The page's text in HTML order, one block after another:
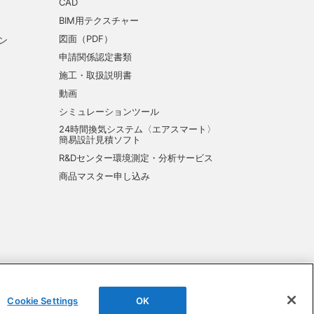
BIM用テクスチャー
図面（PDF）
申請関係認定書類
施工・取扱説明書
動画
シミュレーションツール
24時間換気システム〈エアスマート〉
簡易設計見積ソフト
R&Dセンター環境測定・分析サービス
商品マスター申し込み
Cookie Settings OK